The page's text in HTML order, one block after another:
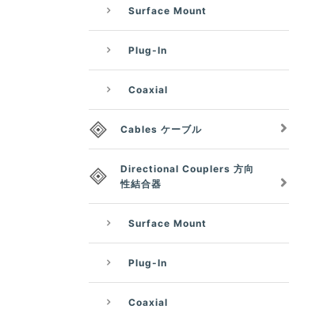
Surface Mount
Plug-In
Coaxial
Cables ケーブル
Directional Couplers 方向
性結合器
Surface Mount
Plug-In
Coaxial